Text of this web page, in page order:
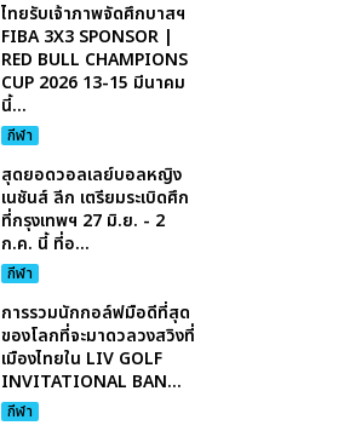
ไทยรับเจ้าภาพจัดศึกบาสฯ
FIBA 3X3 SPONSOR |
RED BULL CHAMPIONS
CUP 2026 13-15 มีนาคม
นี้...
กีฬา
สุดยอดวอลเลย์บอลหญิง
เนชันส์ ลีก เตรียมระเบิดศึก
ที่กรุงเทพฯ 27 มิ.ย. - 2
ก.ค. นี้ ที่อ...
กีฬา
การรวมนักกอล์ฟมือดีที่สุด
ของโลกที่จะมาดวลวงสวิงที่
เมืองไทยใน LIV GOLF
INVITATIONAL BAN...
กีฬา